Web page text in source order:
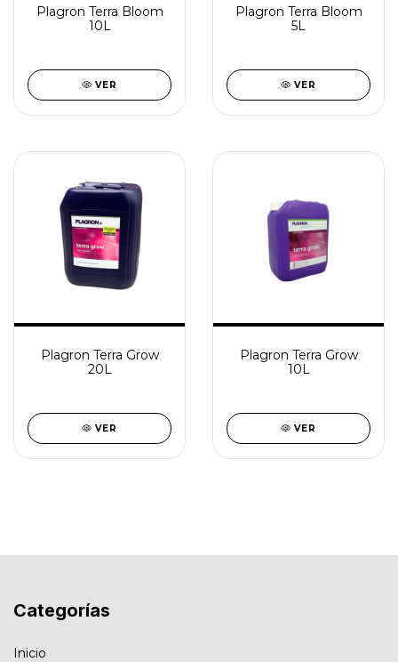
Plagron Terra Bloom
10L
VER
Plagron Terra Bloom
5L
VER
Plagron Terra Grow
20L
VER
Plagron Terra Grow
10L
VER
Categorías
Inicio